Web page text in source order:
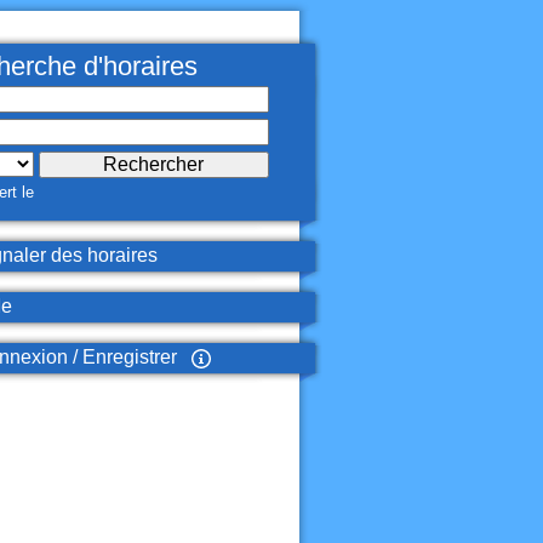
d'horaires
le
des horaires
/ Enregistrer